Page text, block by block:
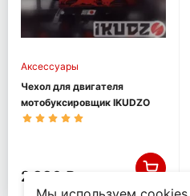
Аксессуары
Чехол для двигателя
мотобуксировщик IKUDZO
2 880 ₽